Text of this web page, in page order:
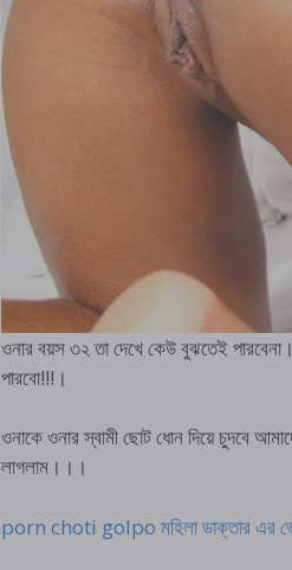
ওনার বয়স ৩২ তা দেখে কেউ বুঝতেই
পারবো!!!।
ওনাকে ওনার স্বামী ছোট ধোন দিয়ে চুদবে
লাগলাম।।।
porn choti golpo মহিলা ডাক্তার এর